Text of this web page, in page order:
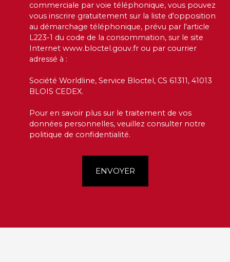
commerciale par voie téléphonique, vous pouvez
vous inscrire gratuitement sur la liste d'opposition
au démarchage téléphonique, prévu par l'article
L223-1 du code de la consommation, sur le site
Internet www.bloctel.gouv.fr ou par courrier
adressé à :
Société Worldline, Service Bloctel, CS 61311, 41013
BLOIS CEDEX.
Pour en savoir plus sur le traitement de vos
données personnelles, veuillez consulter notre
politique de confidentialité.
ENVOYER